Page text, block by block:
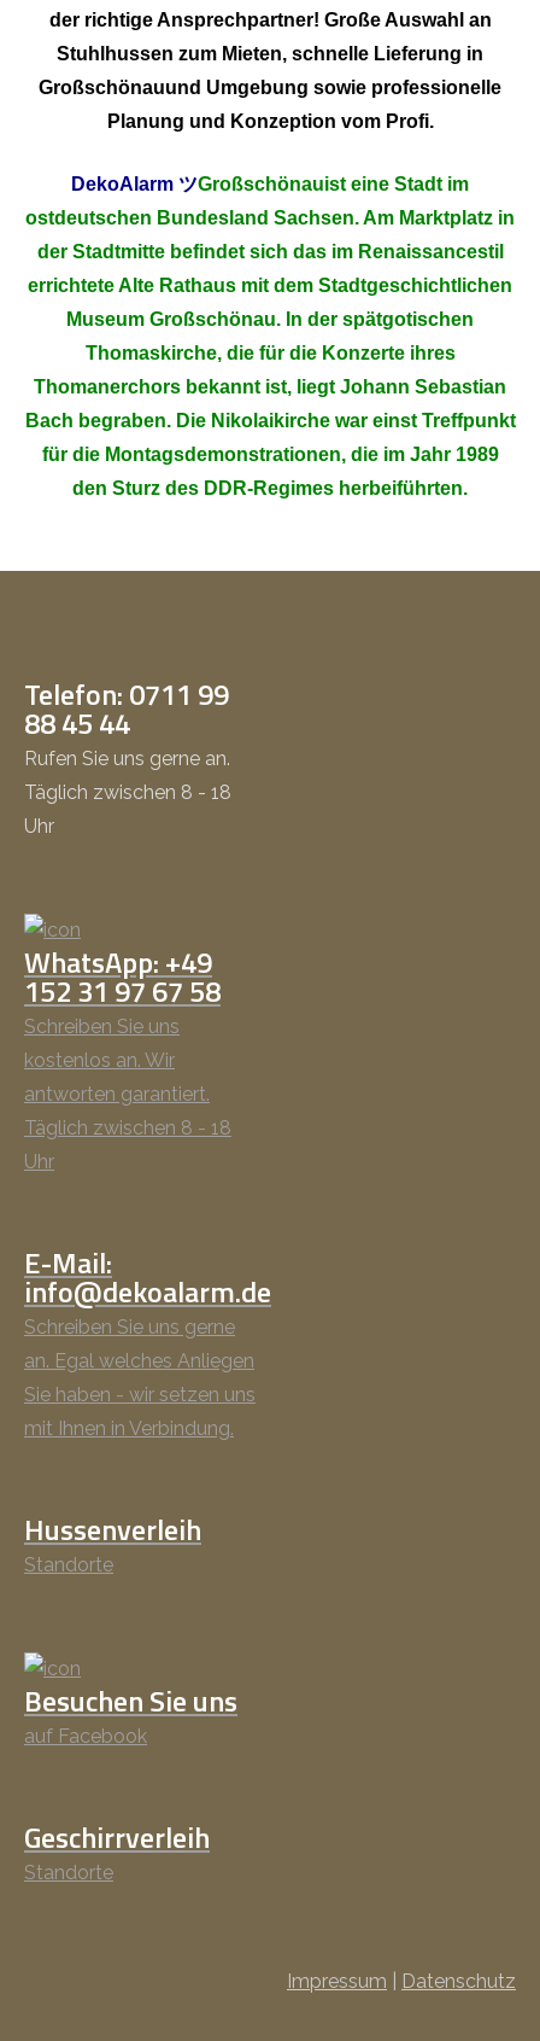
der richtige Ansprechpartner! Große Auswahl an
Stuhlhussen zum Mieten, schnelle Lieferung in
Großschönauund Umgebung sowie professionelle
Planung und Konzeption vom Profi.
DekoAlarm ツGroßschönauist eine Stadt im
ostdeutschen Bundesland Sachsen. Am Marktplatz in
der Stadtmitte befindet sich das im Renaissancestil
errichtete Alte Rathaus mit dem Stadtgeschichtlichen
Museum Großschönau. In der spätgotischen
Thomaskirche, die für die Konzerte ihres
Thomanerchors bekannt ist, liegt Johann Sebastian
Bach begraben. Die Nikolaikirche war einst Treffpunkt
für die Montagsdemonstrationen, die im Jahr 1989
den Sturz des DDR-Regimes herbeiführten.
Telefon: 0711 99
88 45 44
Rufen Sie uns gerne an.
Täglich zwischen 8 - 18
Uhr
WhatsApp: +49
152 31 97 67 58
Schreiben Sie uns
kostenlos an. Wir
antworten garantiert.
Täglich zwischen 8 - 18
Uhr
E-Mail:
info@dekoalarm.de
Schreiben Sie uns gerne
an. Egal welches Anliegen
Sie haben - wir setzen uns
mit Ihnen in Verbindung.
Hussenverleih
Standorte
Besuchen Sie uns
auf Facebook
Geschirrverleih
Standorte
Impressum Datenschutz